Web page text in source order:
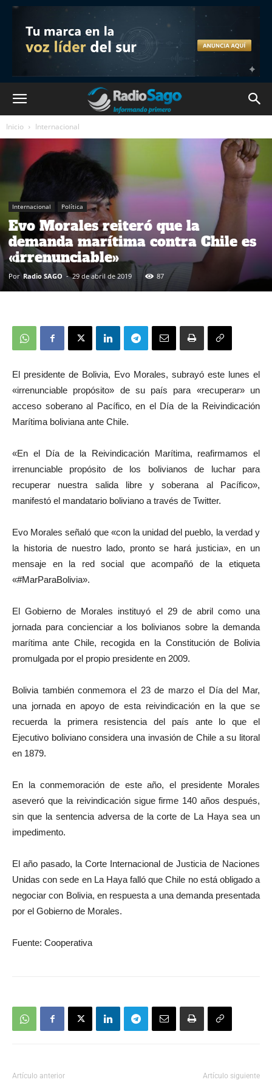
Inicio Internacional
Internacional Política
Evo Morales reiteró que la
demanda marítima contra Chile es
«irrenunciable»
Por Radio SAGO - 29 de abril de 2019 87
El presidente de Bolivia, Evo Morales, subrayó este lunes el
«irrenunciable propósito» de su país para «recuperar» un
acceso soberano al Pacífico, en el Día de la Reivindicación
Marítima boliviana ante Chile.
«En el Día de la Reivindicación Marítima, reafirmamos el
irrenunciable propósito de los bolivianos de luchar para
recuperar nuestra salida libre y soberana al Pacífico»,
manifestó el mandatario boliviano a través de Twitter.
Evo Morales señaló que «con la unidad del pueblo, la verdad y
la historia de nuestro lado, pronto se hará justicia», en un
mensaje en la red social que acompañó de la etiqueta
«#MarParaBolivia».
El Gobierno de Morales instituyó el 29 de abril como una
jornada para concienciar a los bolivianos sobre la demanda
marítima ante Chile, recogida en la Constitución de Bolivia
promulgada por el propio presidente en 2009.
Bolivia también conmemora el 23 de marzo el Día del Mar,
una jornada en apoyo de esta reivindicación en la que se
recuerda la primera resistencia del país ante lo que el
Ejecutivo boliviano considera una invasión de Chile a su litoral
en 1879.
En la conmemoración de este año, el presidente Morales
aseveró que la reivindicación sigue firme 140 años después,
sin que la sentencia adversa de la corte de La Haya sea un
impedimento.
El año pasado, la Corte Internacional de Justicia de Naciones
Unidas con sede en La Haya falló que Chile no está obligado a
negociar con Bolivia, en respuesta a una demanda presentada
por el Gobierno de Morales.
Fuente: Cooperativa
Artículo anterior Artículo siguiente